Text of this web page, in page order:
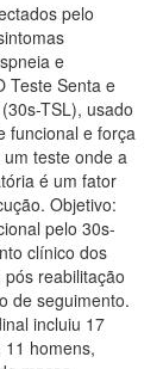
pelo
e
Teste Senta e
TSL), usado
funcional e força
teste onde a
é um fator
Objetivo:
pelo 30s-
clínico dos
reabilitação
de seguimento.
incluiu 17
11 homens,